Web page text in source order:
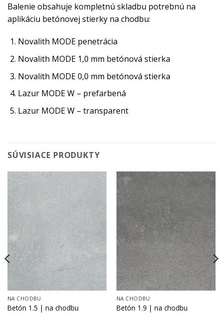
Balenie obsahuje kompletnú skladbu potrebnú na
aplikáciu betónovej stierky na chodbu:
Novalith MODE penetrácia
Novalith MODE 1,0 mm betónová stierka
Novalith MODE 0,0 mm betónová stierka
Lazur MODE W – prefarbená
Lazur MODE W – transparent
SÚVISIACE PRODUKTY
NA CHODBU
Betón 1.5 | na chodbu
NA CHODBU
Betón 1.9 | na chodbu